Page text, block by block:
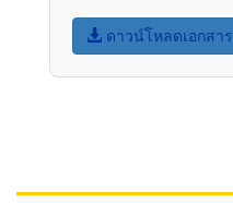
ดาวน์โหลดเอกสาร